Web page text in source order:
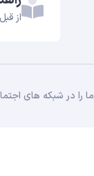
از
ما را در شبکه های